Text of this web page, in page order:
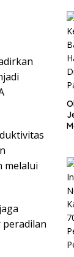
melalui
peradilan